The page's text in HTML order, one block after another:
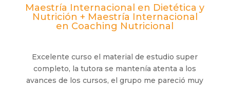
Maestría Internacional en Dietética y
Nutrición + Maestría Internacional
en Coaching Nutricional
Excelente curso el material de estudio super
completo, la tutora se mantenía atenta a los
avances de los cursos, el grupo me pareció muy